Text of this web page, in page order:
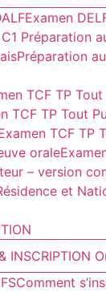
Examen
Préparation
Préparation
TCF TP
TCF TP Tout
TCF TP
orale
– version
et
INSCRIPTION
Comment